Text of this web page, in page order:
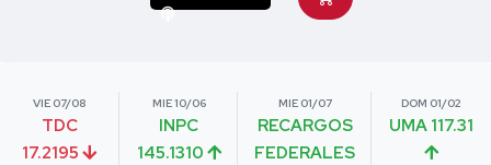
VIE 07/08
TDC
17.2195
MIE 10/06
INPC
145.1310
MIE 01/07
RECARGOS
FEDERALES
DOM 01/02
UMA 117.31